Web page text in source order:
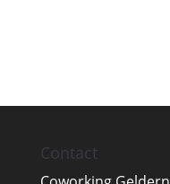
Contact